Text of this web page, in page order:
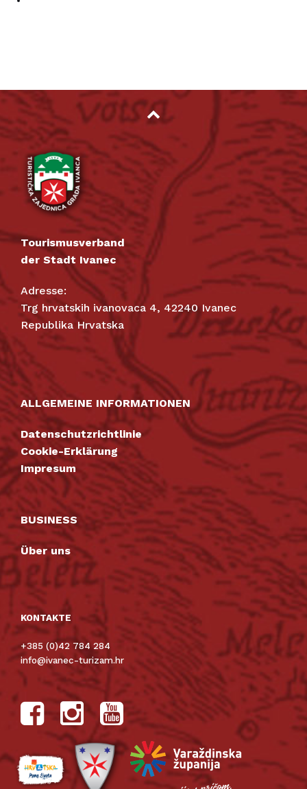
Tourismusverband
der Stadt Ivanec
Adresse:
Trg hrvatskih ivanovaca 4, 42240 Ivanec
Republika Hrvatska
ALLGEMEINE INFORMATIONEN
Datenschutzrichtlinie
Cookie-Erklärung
Impresum
BUSINESS
Über uns
KONTAKTE
+385 (0)42 784 284
info@ivanec-turizam.hr